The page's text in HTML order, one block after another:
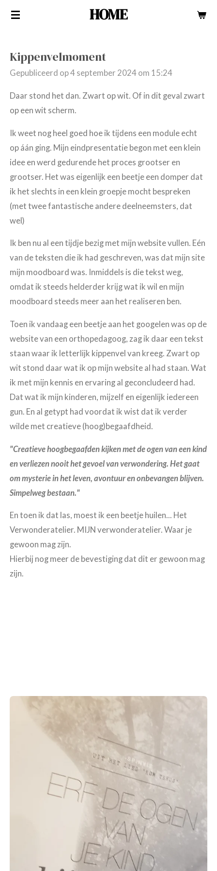
Ga
de
hoofdinhoud
HOME
Kippenvelmoment
Gepubliceerd op 4 september 2024 om 15:24
Daar stond het dan. Zwart op wit. Of in dit geval zwart
op een wit scherm.
Ik weet nog heel goed hoe ik tijdens een module echt
op áán ging. Mijn eindpresentatie begon met een klein
idee en werd gedurende het proces grootser en
grootser. Het was eigenlijk een beetje een domper dat
ik het slechts in een klein groepje mocht bespreken
(met twee fantastische andere deelneemsters, dat
wel)
Ik ben nu al een tijdje bezig met mijn website vullen. Eén
van de teksten die ik had geschreven, was dat mijn site
mijn moodboard was. Inmiddels is die tekst weg,
omdat ik steeds helderder krijg wat ik wil en mijn
moodboard steeds meer aan het realiseren ben.
Toen ik vandaag een beetje aan het googelen was op de
website van een orthopedagoog, zag ik daar een tekst
staan waar ik letterlijk kippenvel van kreeg. Zwart op
wit stond daar wat ik op mijn website al had staan. Wat
ik met mijn kennis en ervaring al geconcludeerd had.
Dat wat ik mijn kinderen, mijzelf en eigenlijk iedereen
gun. En al getypt had voordat ik wist dat ik verder
wilde met creatieve (hoog)begaafdheid.
"Creatieve hoogbegaafden kijken met de ogen van een kind
en verliezen nooit het gevoel van verwondering. Het gaat
om mysterie in het leven, avontuur en onbevangen blijven.
Simpelweg bestaan."
En toen ik dat las, moest ik een beetje huilen... Het
Verwonderatelier. MIJN verwonderatelier. Waar je
gewoon mag zijn.
Hierbij nog meer de bevestiging dat dit er gewoon mag
zijn.